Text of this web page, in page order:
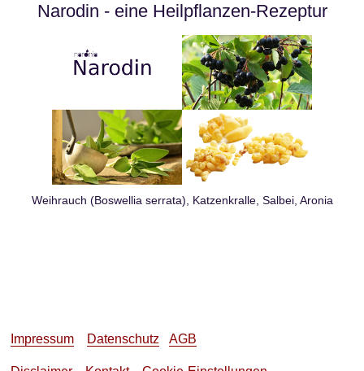
Narodin - eine Heilpflanzen-Rezeptur
Weihrauch (Boswellia serrata), Katzenkralle, Salbei, Aronia
Impressum Datenschutz AGB